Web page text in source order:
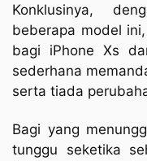
Konklusinya,
beberapa model
bagi iPhone Xs
sederhana
serta tiada
Bagi yang
tunggu seketika